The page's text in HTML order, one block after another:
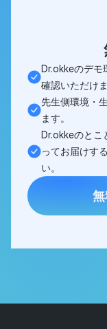
Dr.okkeのデ
確認いただけま
先生側環境・
ます。
Dr.okkeのと
ってお届けす
い。